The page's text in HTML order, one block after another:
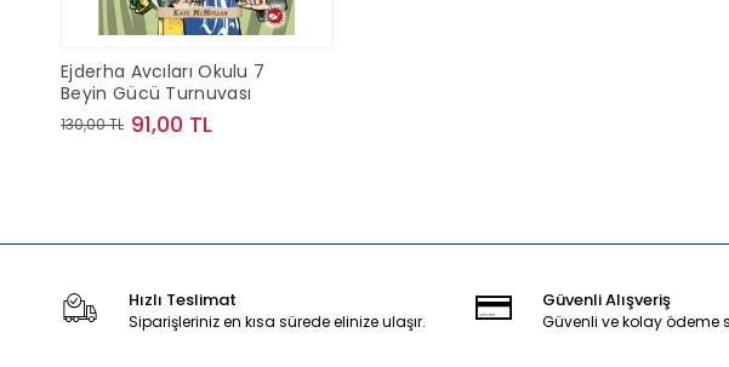
Ejderha Avcıları Okulu 7
Beyin Gücü Turnuvası
130,00 TL 91,00 TL
Hızlı Teslimat
Siparişleriniz en kısa sürede elinize ulaşır.
Güvenli Alışveriş
Güvenli ve kolay ödeme